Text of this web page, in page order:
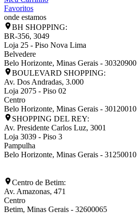
Favoritos
onde estamos
BH SHOPPING:
BR-356, 3049
Loja 25 - Piso Nova Lima
Belvedere
Belo Horizonte, Minas Gerais - 30320900
BOULEVARD SHOPPING:
Av. Dos Andradas, 3.000
Loja 2075 - Piso 02
Centro
Belo Horizonte, Minas Gerais - 30120010
SHOPPING DEL REY:
Av. Presidente Carlos Luz, 3001
Loja 3039 - Piso 3
Pampulha
Belo Horizonte, Minas Gerais - 31250010
Centro de Betim:
Av. Amazonas, 471
Centro
Betim, Minas Gerais - 32600065